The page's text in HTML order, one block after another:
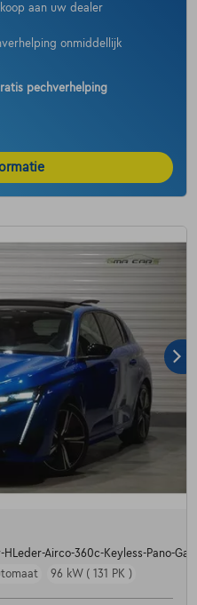
aan uw dealer
onmiddellijk
pechverhelping
Airco-360c-Keyless-Pano-
96 kW ( 131 PK )